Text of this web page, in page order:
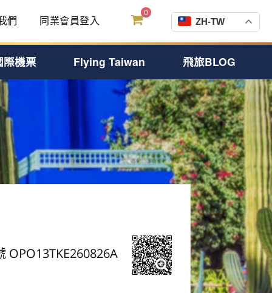
們 同業會員登入
際機票 Flying Taiwan 飛旅BLOG
0
ZH-TW
OPO13TKE260826A